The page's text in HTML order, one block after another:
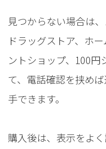
見つからない場合は
ドラッグストア、ホ
ントショップ、100
て、電話確認を挟め
手できます。
購入後は、表示をよ